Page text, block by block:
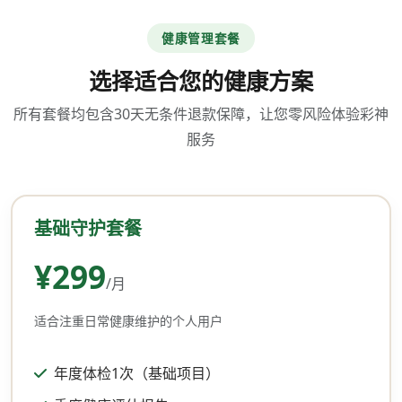
健康管理套餐
选择适合您的健康方案
所有套餐均包含30天无条件退款保障，让您零风险体验彩神
服务
基础守护套餐
¥299/月
适合注重日常健康维护的个人用户
年度体检1次（基础项目）